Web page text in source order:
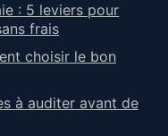
: 5 leviers pour
frais
choisir le bon
à auditer avant de